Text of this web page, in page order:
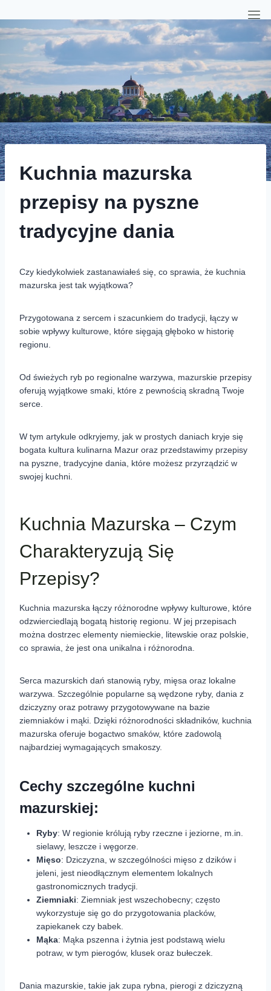
Kuchnia mazurska
przepisy na pyszne
tradycyjne dania
Czy kiedykolwiek zastanawiałeś się, co sprawia, że kuchnia
mazurska jest tak wyjątkowa?
Przygotowana z sercem i szacunkiem do tradycji, łączy w
sobie wpływy kulturowe, które sięgają głęboko w historię
regionu.
Od świeżych ryb po regionalne warzywa, mazurskie przepisy
oferują wyjątkowe smaki, które z pewnością skradną Twoje
serce.
W tym artykule odkryjemy, jak w prostych daniach kryje się
bogata kultura kulinarna Mazur oraz przedstawimy przepisy
na pyszne, tradycyjne dania, które możesz przyrządzić w
swojej kuchni.
Kuchnia Mazurska – Czym
Charakteryzują Się
Przepisy?
Kuchnia mazurska łączy różnorodne wpływy kulturowe, które
odzwierciedlają bogatą historię regionu. W jej przepisach
można dostrzec elementy niemieckie, litewskie oraz polskie,
co sprawia, że jest ona unikalna i różnorodna.
Serca mazurskich dań stanowią ryby, mięsa oraz lokalne
warzywa. Szczególnie popularne są wędzone ryby, dania z
dziczyzny oraz potrawy przygotowywane na bazie
ziemniaków i mąki. Dzięki różnorodności składników, kuchnia
mazurska oferuje bogactwo smaków, które zadowolą
najbardziej wymagających smakoszy.
Cechy szczególne kuchni
mazurskiej:
Ryby: W regionie królują ryby rzeczne i jeziorne, m.in.
sielawy, leszcze i węgorze.
Mięso: Dziczyzna, w szczególności mięso z dzików i
jeleni, jest nieodłącznym elementem lokalnych
gastronomicznych tradycji.
Ziemniaki: Ziemniak jest wszechobecny; często
wykorzystuje się go do przygotowania placków,
zapiekanek czy babek.
Mąka: Mąka pszenna i żytnia jest podstawą wielu
potraw, w tym pierogów, klusek oraz bułeczek.
Dania mazurskie, takie jak zupa rybna, pierogi z dziczyzną